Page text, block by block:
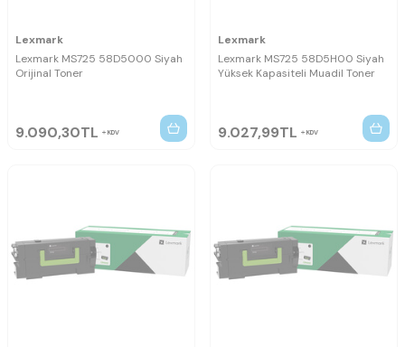
Lexmark
Lexmark MS725 58D5000 Siyah
Orijinal Toner
9.090,30TL KDV
Lexmark
Lexmark MS725 58D5H00 Siyah
Yüksek Kapasiteli Muadil Toner
9.027,99TL KDV